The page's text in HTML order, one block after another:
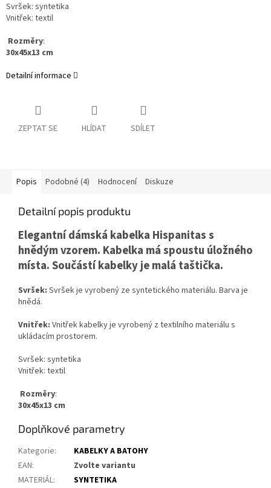
Svršek: syntetika
Vnitřek: textil
Rozměry:
30x45x13 cm
Detailní informace
ZEPTAT SE HLÍDAT SDÍLET
Popis Podobné (4) Hodnocení Diskuze
Detailní popis produktu
Elegantní dámská kabelka Hispanitas s
hnědým vzorem. Kabelka má spoustu úložného
místa. Součástí kabelky je malá taštička.
Svršek: Svršek je vyrobený ze syntetického materiálu. Barva je
hnědá.
Vnitřek: Vnitřek kabelky je vyrobený z textilního materiálu s
ukládacím prostorem.
Svršek: syntetika
Vnitřek: textil
Rozměry:
30x45x13 cm
Doplňkové parametry
Kategorie:
KABELKY A BATOHY
EAN:
Zvolte variantu
MATERIÁL:
SYNTETIKA